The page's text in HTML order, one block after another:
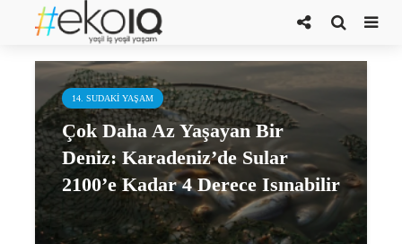
deniz suyu sıcaklıkları
14. SUDAKI YAŞAM
Çok Daha Az Yaşayan Bir
Deniz: Karadeniz’de Sular
2100’e Kadar 4 Derece Isınabilir